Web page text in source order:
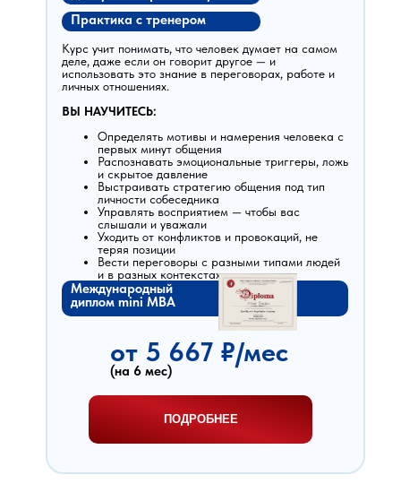
Курс учит понимать, что человек думает на самом
деле, даже если он говорит другое — и
использовать это знание в переговорах, работе и
личных отношениях.
ВЫ НАУЧИТЕСЬ:
Определять мотивы и намерения человека с
первых минут общения
Распознавать эмоциональные триггеры, ложь
и скрытое давление
Выстраивать стратегию общения под тип
личности собеседника
Управлять восприятием — чтобы вас
слышали и уважали
Уходить от конфликтов и провокаций, не
теряя позиции
Вести переговоры с разными типами людей
и в разных контекстах
от 5 667 ₽/мес
(на 6 мес)
Международный
диплом mini MBA
Практика с тренером
ПОДРОБНЕЕ